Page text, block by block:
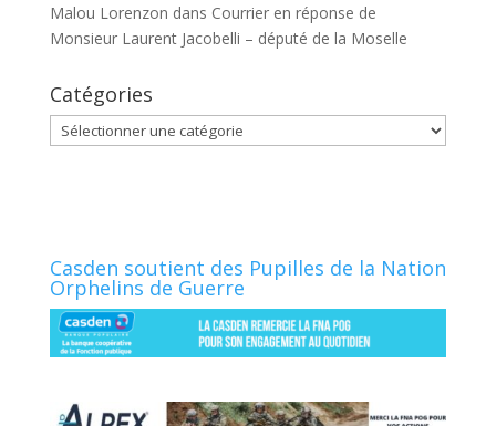
Malou Lorenzon dans Courrier en réponse de
Monsieur Laurent Jacobelli – député de la Moselle
Catégories
Catégories
Casden soutient des Pupilles de la Nation
Orphelins de Guerre